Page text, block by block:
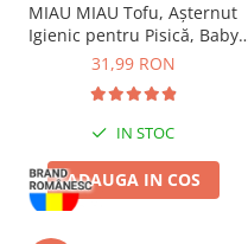
Pești
Accesorii Acvarii
Hrană Pești
Hrană Broaște Țestoase
MIAU MIAU Tofu, Așternut
Igienic pentru Pisică, Baby
Powder, 6L
31,99 RON
IN STOC
ADAUGA IN COS